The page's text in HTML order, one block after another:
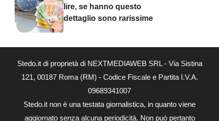
lire, se hanno questo
dettaglio sono rarissime
Stedo.it di proprietà di NEXTMEDIAWEB SRL - Via Sistina
121, 00187 Roma (RM) - Codice Fiscale e Partita I.V.A.
09689341007
Stedo.it non è una testata giornalistica, in quanto viene
aggiornato senza alcuna periodicità. Non può pertanto